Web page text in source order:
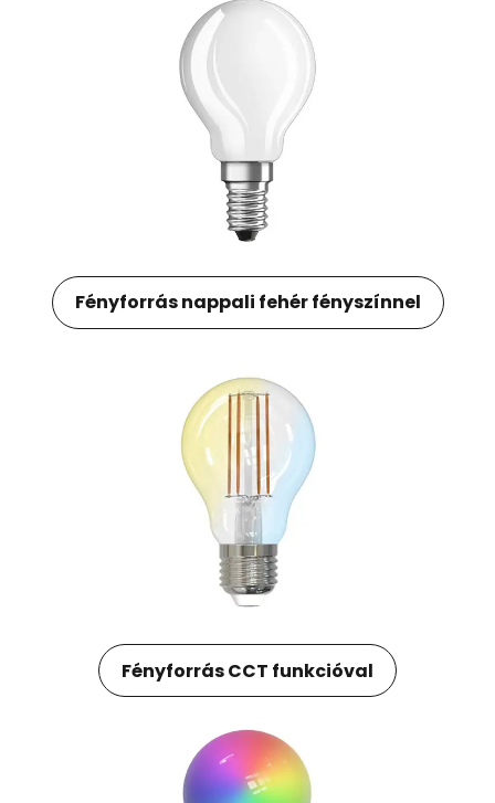
Fényforrás nappali fehér fényszínnel
Fényforrás CCT funkcióval